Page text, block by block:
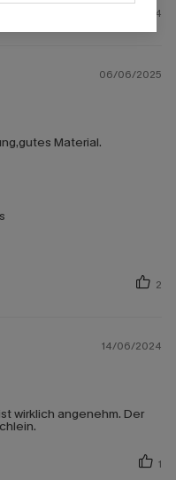
4
06/06/2025
Material.
2
14/06/2024
wirklich angenehm. Der
1